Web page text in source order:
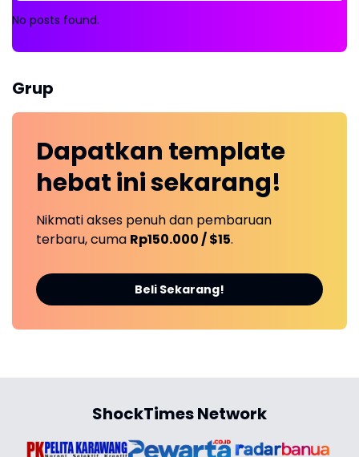
No posts found.
Grup
Dapatkan template
hebat inisekarang!
Nikmati akses penuh dan pembaruan
terbaru, cuma Rp150.000 / $15.
Beli Sekarang!
ShockTimes Network